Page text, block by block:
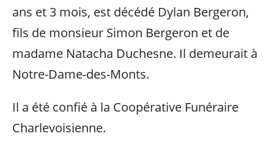
ans et 3 mois, est décédé Dylan Bergeron,
fils de monsieur Simon Bergeron et de
madame Natacha Duchesne. Il demeurait à
Notre-Dame-des-Monts.
Il a été confié à la Coopérative Funéraire
Charlevoisienne.